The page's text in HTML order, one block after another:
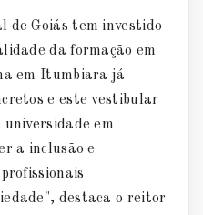
de Goiás tem investido
da formação em
em Itumbiara já
e este vestibular
universidade em
a inclusão e
destaca o reitor